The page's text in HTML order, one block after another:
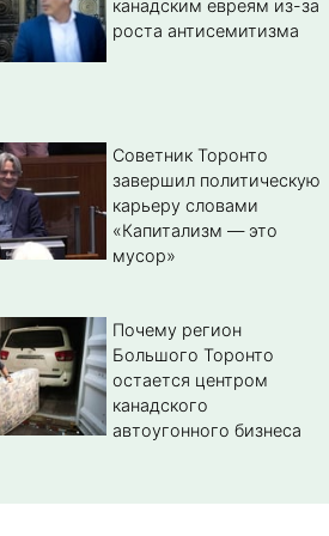
канадским евреям из-за
роста антисемитизма
Советник Торонто
завершил политическую
карьеру словами
«Капитализм — это
мусор»
Почему регион
Большого Торонто
остается центром
канадского
автоугонного бизнеса